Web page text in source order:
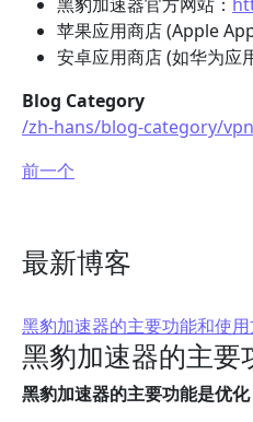
苹果应用商店 (Apple
安卓应用商店 (如华为应
Blog Category
/zh-hans/blog-category/
前一个
最新博客
黑豹加速器的主要功能和使
黑豹加速器的主要
黑豹加速器的主要功能是优化